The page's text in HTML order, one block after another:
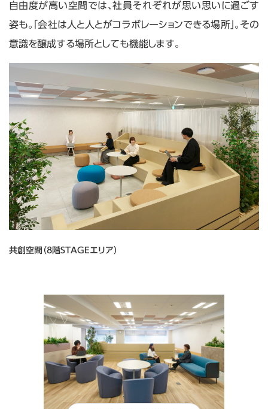
自由度が高い空間では、社員それぞれが思い思いに過ごす
姿も。「会社は人と人とがコラボレーションできる場所」。その
意識を醸成する場所としても機能します。
共創空間（8階STAGEエリア）